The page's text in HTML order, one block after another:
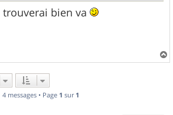
trouverai bien va
a
4 messages • Page 1 sur 1